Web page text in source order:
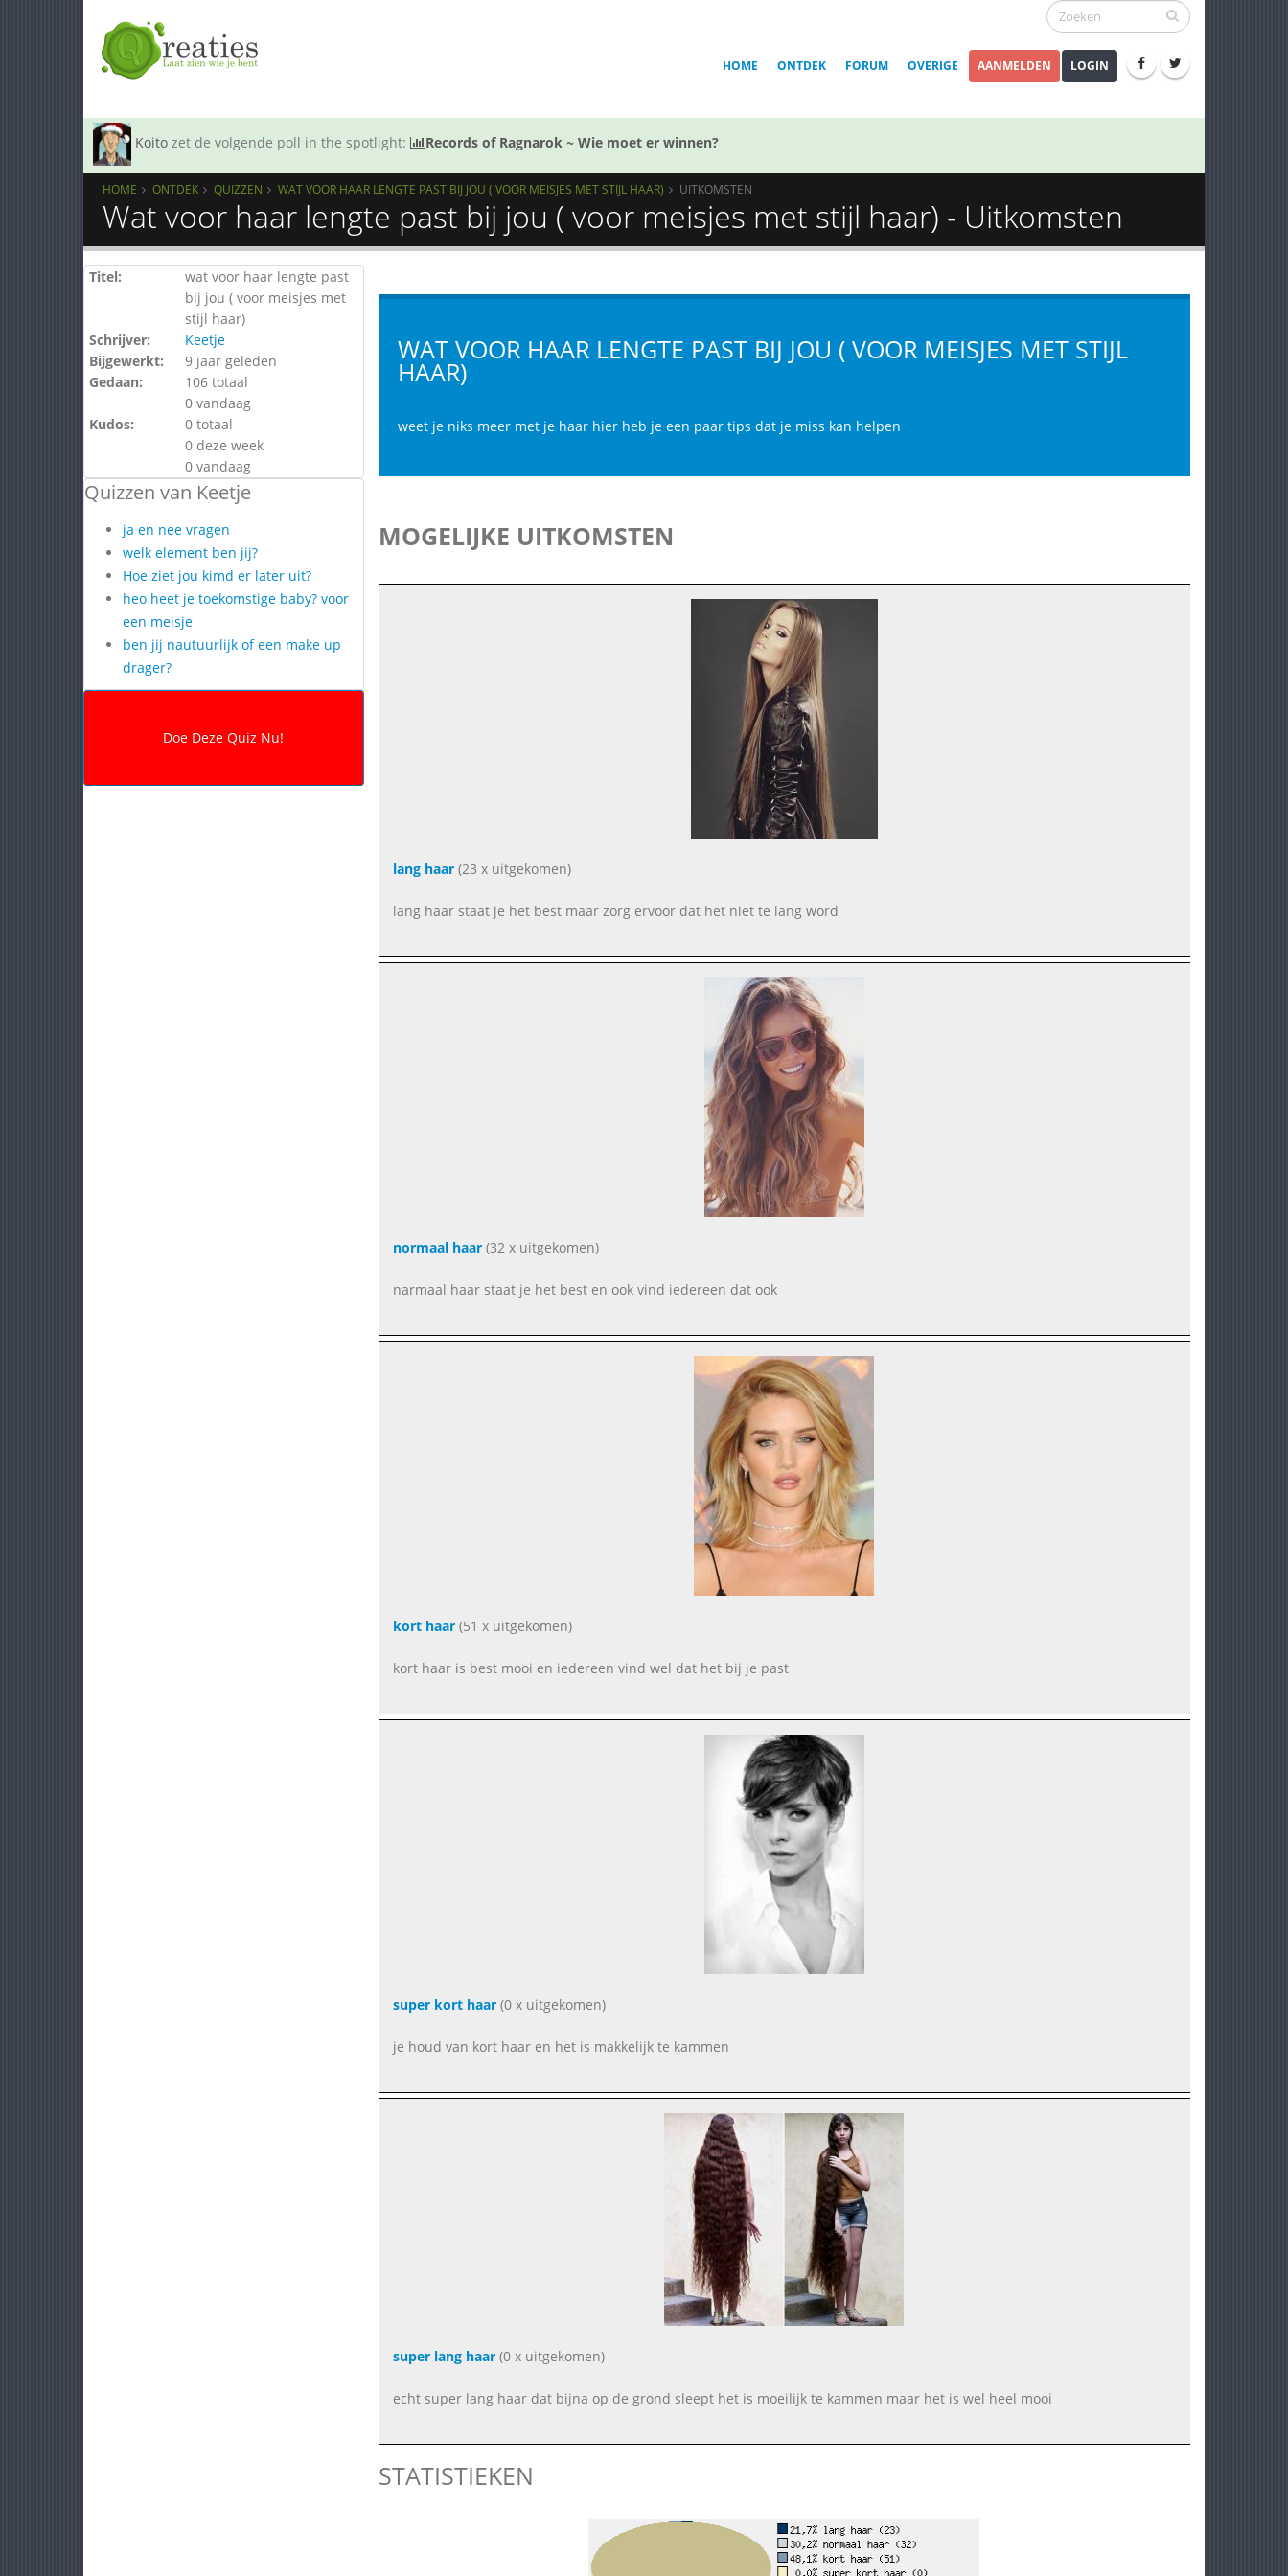
HOME ONTDEK FORUM OVERIGE AANMELDEN LOGIN
Koito zet de volgende poll in the spotlight: Records of Ragnarok ~ Wie moet er winnen?
HOME ONTDEK QUIZZEN WAT VOOR HAAR LENGTE PAST BIJ JOU ( VOOR MEISJES MET STIJL HAAR) UITKOMSTEN
Wat voor haar lengte past bij jou ( voor meisjes met stijl haar) - Uitkomsten
Titel:
wat voor haar lengte past
bij jou ( voor meisjes met
stijl haar)
Schrijver:
Keetje
Bijgewerkt:
9 jaar geleden
Gedaan:
106 totaal
0 vandaag
Kudos:
0 totaal
0 deze week
0 vandaag
Quizzen van Keetje
ja en nee vragen
welk element ben jij?
Hoe ziet jou kimd er later uit?
heo heet je toekomstige baby? voor
een meisje
ben jij nautuurlijk of een make up
drager?
WAT VOOR HAAR LENGTE PAST BIJ JOU ( VOOR MEISJES MET STIJL
HAAR)
weet je niks meer met je haar hier heb je een paar tips dat je miss kan helpen
MOGELIJKE UITKOMSTEN
lang haar(23 x uitgekomen)
lang haar staat je het best maar zorg ervoor dat het niet te lang word
normaal haar(32 x uitgekomen)
narmaal haar staat je het best en ook vind iedereen dat ook
kort haar(51 x uitgekomen)
kort haar is best mooi en iedereen vind wel dat het bij je past
super kort haar(0 x uitgekomen)
je houd van kort haar en het is makkelijk te kammen
super lang haar(0 x uitgekomen)
echt super lang haar dat bijna op de grond sleept het is moeilijk te kammen maar het is wel heel mooi
STATISTIEKEN